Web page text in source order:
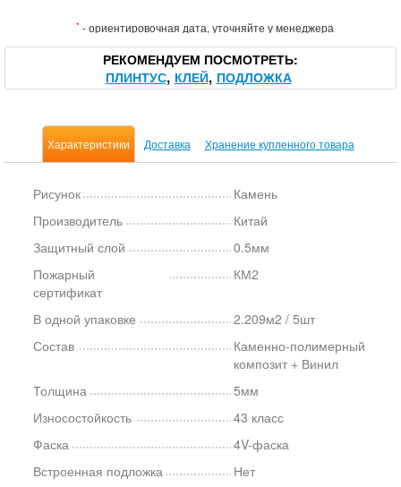
* - ориентировочная дата, уточняйте у менеджера
РЕКОМЕНДУЕМ ПОСМОТРЕТЬ
ПЛИНТУС КЛЕЙ ПОДЛОЖКА
Характеристики Доставка Хранение купленного товара
Рисунок
Камень
Производитель
Китай
Защитный слой
0.5мм
Пожарный
сертификат
КМ2
В одной упаковке
2.209м2 / 5шт
Состав
Каменно-полимерный
композит + Винил
Толщина
5мм
Износостойкость
43 класс
Фаска
4V-фаска
Встроенная подложка
Нет